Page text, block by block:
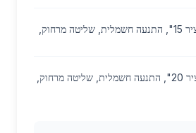
M18E2EPS — ציר 15", התנעה חשמלית, שליטה מרחוק,
M18E2EPL — ציר 20", התנעה חשמלית, שליטה מרחוק,